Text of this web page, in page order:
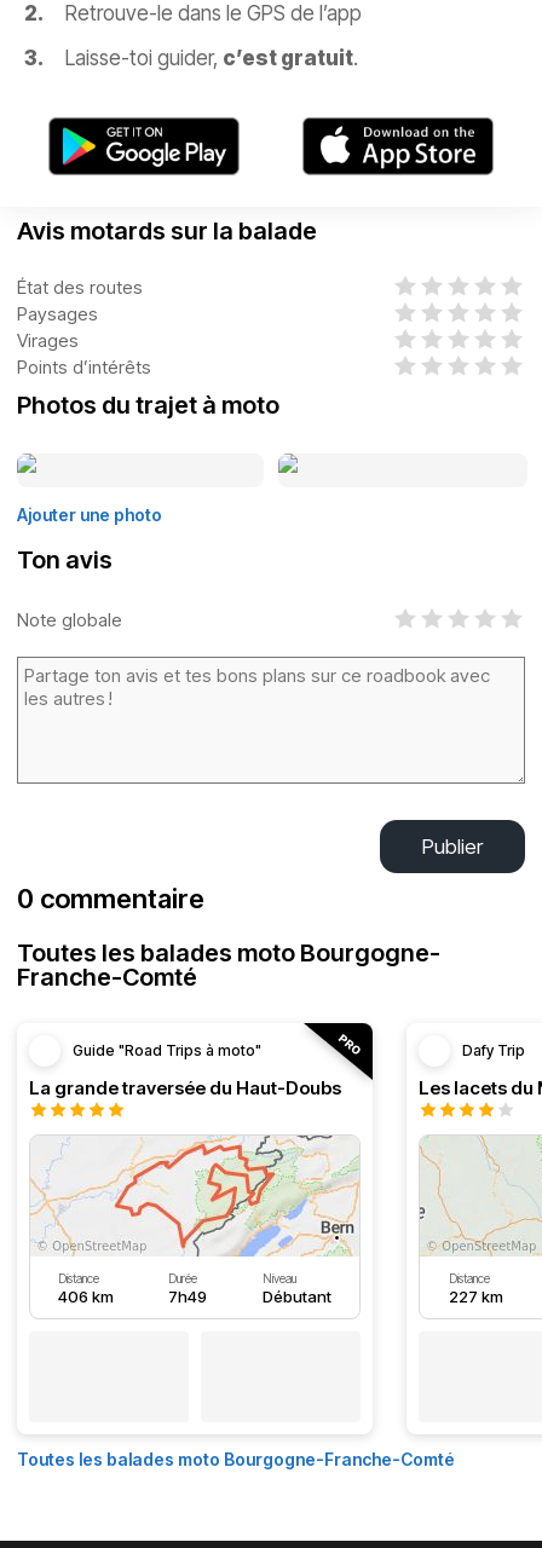
Retrouve-le dans le GPS de l’app
Laisse-toi guider, c’est gratuit.
Avis motards sur la balade
État des routes
Paysages
Virages
Points d’intérêts
Photos du trajet à moto
Ajouter une photo
Ton avis
Note globale
Publier
0 commentaire
Toutes les balades moto Bourgogne-
Franche-Comté
Guide "Road Trips à moto"
La grande traversée du Haut-Doubs
Distance
406 km
Durée
7h49
Niveau
Débutant
Dafy Trip
Les lacets du
Distance
227 km
Toutes les balades moto Bourgogne-Franche-Comté